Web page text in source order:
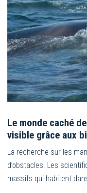
Le monde caché
visible grâce aux
La recherche sur les
d’obstacles. Les
massifs qui habitent